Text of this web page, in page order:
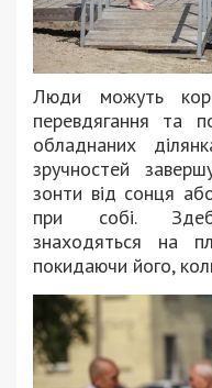
Люди можуть
перевдягання та
обладнаних
зручностей
зонти від сонця
при собі.
знаходяться на
покидаючи його,